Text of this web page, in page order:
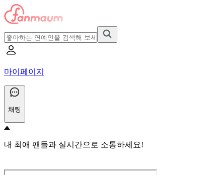
마이페이지
채팅
내 최애 팬들과 실시간으로 소통하세요!